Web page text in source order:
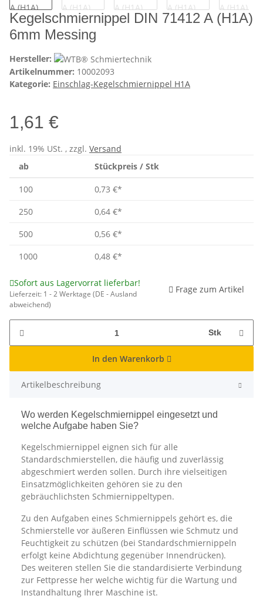
Kegelschmiernippel DIN 71412 A (H1A)
6mm Messing
Hersteller:
Artikelnummer: 10002093
Kategorie: Einschlag-Kegelschmiernippel H1A
1,61 €
inkl. 19% USt. , zzgl. Versand
ab
Stückpreis / Stk
100 0,73 €*
250
0,64 €*
500
0,56 €*
1000
0,48 €*
Sofort aus Lagervorrat lieferbar!
Lieferzeit: 1 - 2 Werktage (DE - Ausland
abweichend)
Frage zum Artikel
Stk
In den Warenkorb
Artikelbeschreibung
Wo werden Kegelschmiernippel eingesetzt und
welche Aufgabe haben Sie?
Kegelschmiernippel eignen sich für alle
Standardschmierstellen, die häufig und zuverlässig
abgeschmiert werden sollen. Durch ihre vielseitigen
Einsatzmöglichkeiten gehören sie zu den
gebräuchlichsten Schmiernippeltypen.
Zu den Aufgaben eines Schmiernippels gehört es, die
Schmierstelle vor äußeren Einflüssen wie Schmutz und
Feuchtigkeit zu schützen (bei Standardschmiernippeln
erfolgt keine Abdichtung gegenüber Innendrücken).
Des weiteren stellen Sie die standardisierte Verbindung
zur Fettpresse her welche wichtig für die Wartung und
Instandhaltung Ihrer Maschine ist.